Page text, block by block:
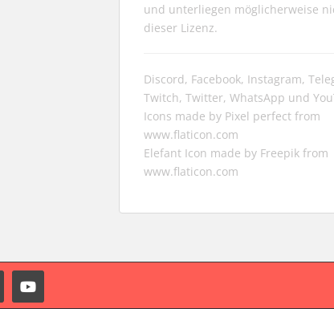
und unterliegen möglicherweise
dieser Lizenz.
Discord, Facebook, Instagram,
Twitch, Twitter, WhatsApp und
Icons made by Pixel perfect from
www.flaticon.com
Elefant Icon made by Freepik from
www.flaticon.com